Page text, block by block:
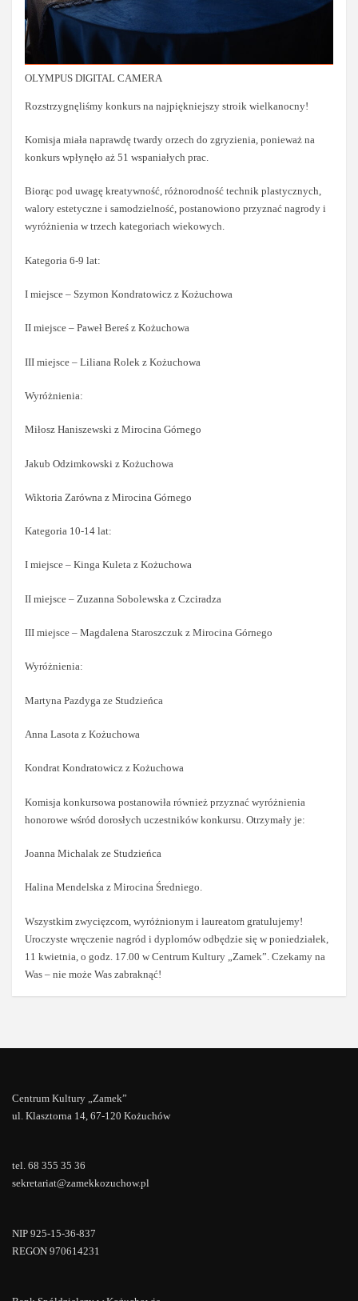
OLYMPUS DIGITAL CAMERA
Rozstrzygnęliśmy konkurs na najpiękniejszy stroik wielkanocny!
Komisja miała naprawdę twardy orzech do zgryzienia, ponieważ na
konkurs wpłynęło aż 51 wspaniałych prac.
Biorąc pod uwagę kreatywność, różnorodność technik plastycznych,
walory estetyczne i samodzielność, postanowiono przyznać nagrody i
wyróżnienia w trzech kategoriach wiekowych.
Kategoria 6-9 lat:
I miejsce – Szymon Kondratowicz z Kożuchowa
II miejsce – Paweł Bereś z Kożuchowa
III miejsce – Liliana Rolek z Kożuchowa
Wyróżnienia:
Miłosz Haniszewski z Mirocina Górnego
Jakub Odzimkowski z Kożuchowa
Wiktoria Zarówna z Mirocina Górnego
Kategoria 10-14 lat:
I miejsce – Kinga Kuleta z Kożuchowa
II miejsce – Zuzanna Sobolewska z Czciradza
III miejsce – Magdalena Staroszczuk z Mirocina Górnego
Wyróżnienia:
Martyna Pazdyga ze Studzieńca
Anna Lasota z Kożuchowa
Kondrat Kondratowicz z Kożuchowa
Komisja konkursowa postanowiła również przyznać wyróżnienia
honorowe wśród dorosłych uczestników konkursu. Otrzymały je:
Joanna Michalak ze Studzieńca
Halina Mendelska z Mirocina Średniego.
Wszystkim zwycięzcom, wyróżnionym i laureatom gratulujemy!
Uroczyste wręczenie nagród i dyplomów odbędzie się w poniedziałek,
11 kwietnia, o godz. 17.00 w Centrum Kultury „Zamek”. Czekamy na
Was – nie może Was zabraknąć!
Centrum Kultury „Zamek”
ul. Klasztorna 14, 67-120 Kożuchów
tel. 68 355 35 36
sekretariat@zamekkozuchow.pl
NIP 925-15-36-837
REGON 970614231